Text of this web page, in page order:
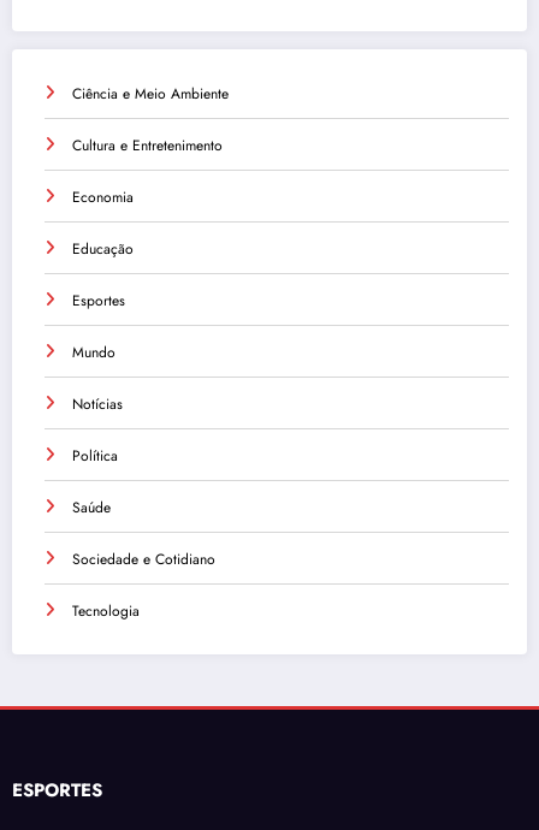
Ciência e Meio Ambiente
Cultura e Entretenimento
Economia
Educação
Esportes
Mundo
Notícias
Política
Saúde
Sociedade e Cotidiano
Tecnologia
ESPORTES